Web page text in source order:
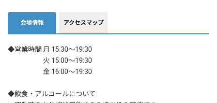
会場情報 アクセスマップ
◆営業時間 月 15:30〜19:30
火 15:00〜19:30
金 16:00〜19:30
◆飲食・アルコールについて